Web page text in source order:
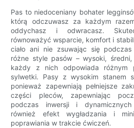
Pas to niedoceniany bohater
którą odczuwasz za każdym
oddychasz i odwracasz.
równoważyć wsparcie, komfort i
ciało ani nie zsuwając się
różne style pasów – wysoki,
każdy z nich odpowiada różnym
sylwetki. Pasy z wysokim stanem
ponieważ zapewniają pełniejsze
części pleców, zapewniając
podczas inwersji i
również efekt wygładzania i
poprawiania w trakcie ćwiczeń.